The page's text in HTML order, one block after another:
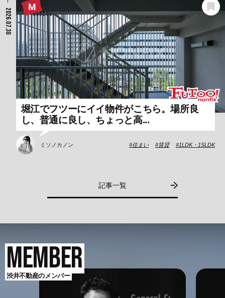
2026.07.30
堀江でフツーにイイ物件がこちら。場所良
し、普通に良し、ちょっと高...
ミソノカノン 住まい 賃貸 1LDK・1SLDK
記事一覧
2026.07.31
渋井不動産のメンバー